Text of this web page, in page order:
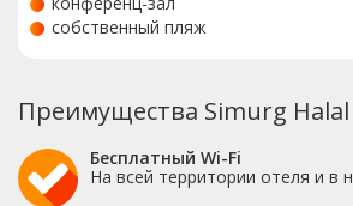
собственный пляж
Преимущества Simurg
Бесплатный Wi-Fi
На всей территории отеля и в